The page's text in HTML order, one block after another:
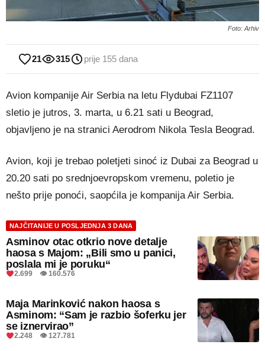
Foto: Arhiv
21 315 prije 155 dana
Avion kompanije Air Serbia na letu Flydubai FZ1107
sletio je jutros, 3. marta, u 6.21 sati u Beograd,
objavljeno je na stranici Aerodrom Nikola Tesla Beograd.
Avion, koji je trebao poletjeti sinoć iz Dubai za Beograd u
20.20 sati po srednjoevropskom vremenu, poletio je
nešto prije ponoći, saopćila je kompanija Air Serbia.
NAJČITANIJE U POSLJEDNJA 3 DANA
Asminov otac otkrio nove detalje
haosa s Majom: „Bili smo u panici,
poslala mi je poruku“
2.699 👁 160.576
Maja Marinković nakon haosa s
Asminom: “Sam je razbio šoferku jer
se iznervirao”
2.248 👁 127.781